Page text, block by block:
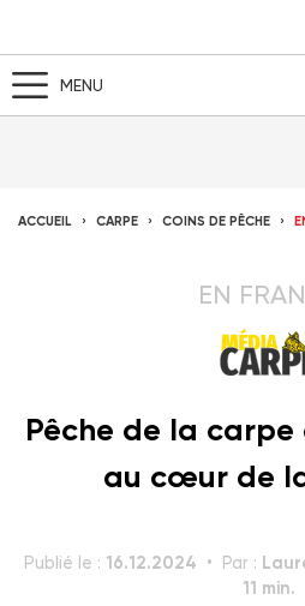
MENU
ACCUEIL CARPE COINS DE PÊCHE
EN
Pêche de la carpe
au cœur de
Publié le : 16.12.2024 Par :
11 min.